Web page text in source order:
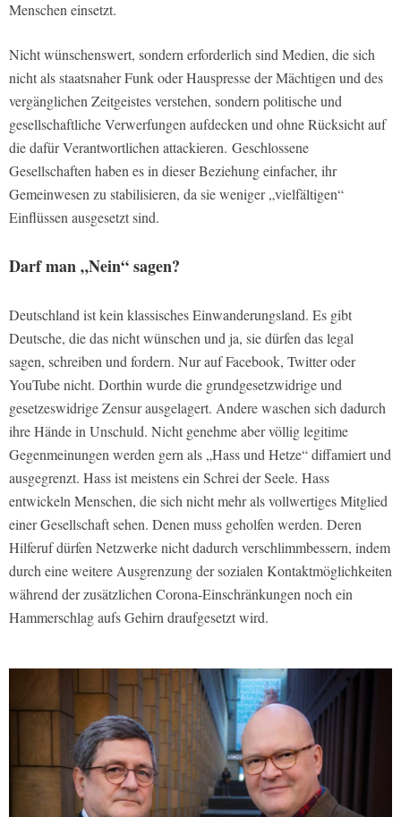
Menschen einsetzt.
Nicht wünschenswert, sondern erforderlich sind Medien, die sich
nicht als staatsnaher Funk oder Hauspresse der Mächtigen und des
vergänglichen Zeitgeistes verstehen, sondern politische und
gesellschaftliche Verwerfungen aufdecken und ohne Rücksicht auf
die dafür Verantwortlichen attackieren. Geschlossene
Gesellschaften haben es in dieser Beziehung einfacher, ihr
Gemeinwesen zu stabilisieren, da sie weniger „vielfältigen“
Einflüssen ausgesetzt sind.
Darf man „Nein“ sagen?
Deutschland ist kein klassisches Einwanderungsland. Es gibt
Deutsche, die das nicht wünschen und ja, sie dürfen das legal
sagen, schreiben und fordern. Nur auf Facebook, Twitter oder
YouTube nicht. Dorthin wurde die grundgesetzwidrige und
gesetzeswidrige Zensur ausgelagert. Andere waschen sich dadurch
ihre Hände in Unschuld. Nicht genehme aber völlig legitime
Gegenmeinungen werden gern als „Hass und Hetze“ diffamiert und
ausgegrenzt. Hass ist meistens ein Schrei der Seele. Hass
entwickeln Menschen, die sich nicht mehr als vollwertiges Mitglied
einer Gesellschaft sehen. Denen muss geholfen werden. Deren
Hilferuf dürfen Netzwerke nicht dadurch verschlimmbessern, indem
durch eine weitere Ausgrenzung der sozialen Kontaktmöglichkeiten
während der zusätzlichen Corona-Einschränkungen noch ein
Hammerschlag aufs Gehirn draufgesetzt wird.